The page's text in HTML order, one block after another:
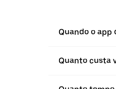
Quando o app
Quanto custa